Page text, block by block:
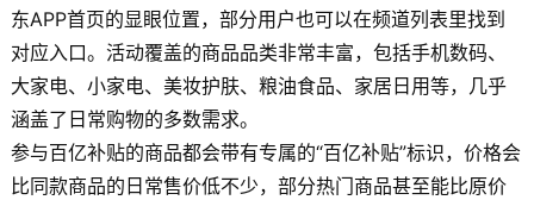
东APP首页的显眼位置，部分用户也可以在频道列表里找到
对应入口。活动覆盖的商品品类非常丰富，包括手机数码、
大家电、小家电、美妆护肤、粮油食品、家居日用等，几乎
涵盖了日常购物的多数需求。
参与百亿补贴的商品都会带有专属的“百亿补贴”标识，价格会
比同款商品的日常售价低不少，部分热门商品甚至能比原价